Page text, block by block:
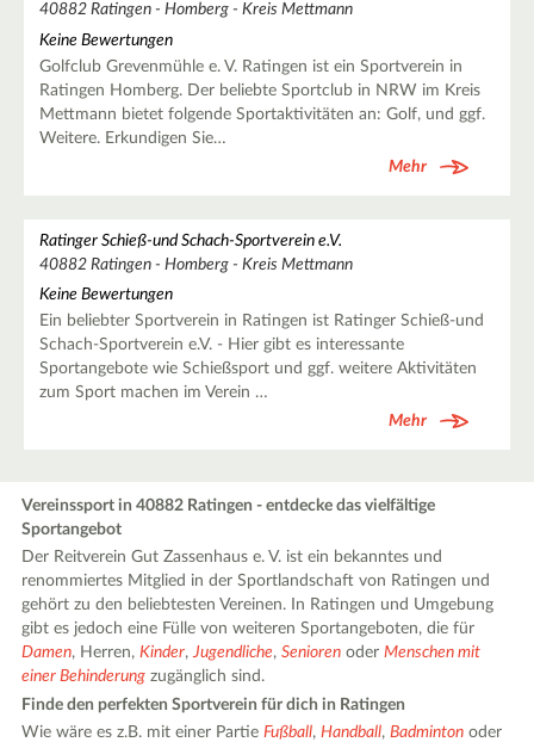
40882 Ratingen - Homberg - Kreis Mettmann
Keine Bewertungen
Golfclub Grevenmühle e. V. Ratingen ist ein Sportverein in
Ratingen Homberg. Der beliebte Sportclub in NRW im Kreis
Mettmann bietet folgende Sportaktivitäten an: Golf, und ggf.
Weitere. Erkundigen Sie…
Mehr
Ratinger Schieß-und Schach-Sportverein e.V.
40882 Ratingen - Homberg - Kreis Mettmann
Keine Bewertungen
Ein beliebter Sportverein in Ratingen ist Ratinger Schieß-und
Schach-Sportverein e.V. - Hier gibt es interessante
Sportangebote wie Schießsport und ggf. weitere Aktivitäten
zum Sport machen im Verein …
Mehr
Vereinssport in 40882 Ratingen - entdecke das vielfältige
Sportangebot
Der Reitverein Gut Zassenhaus e. V. ist ein bekanntes und
renommiertes Mitglied in der Sportlandschaft von Ratingen und
gehört zu den beliebtesten Vereinen. In Ratingen und Umgebung
gibt es jedoch eine Fülle von weiteren Sportangeboten, die für
Damen, Herren,Kinder,Jugendliche,Senioren oderMenschen mit
einer Behinderung zugänglich sind.
Finde den perfekten Sportverein für dich in Ratingen
Wie wäre es z.B. mit einer PartieFußball,Handball,Badminton oder